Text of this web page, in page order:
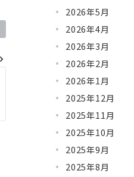
2026年5月
2026年4月
2026年3月
2026年2月
2026年1月
2025年12月
2025年11月
2025年10月
2025年9月
2025年8月